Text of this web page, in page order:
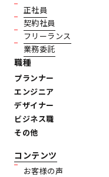
正社員
契約社員
フリーランス
業務委託
職種
プランナー
エンジニア
デザイナー
ビジネス職
その他
コンテンツ
お客様の声